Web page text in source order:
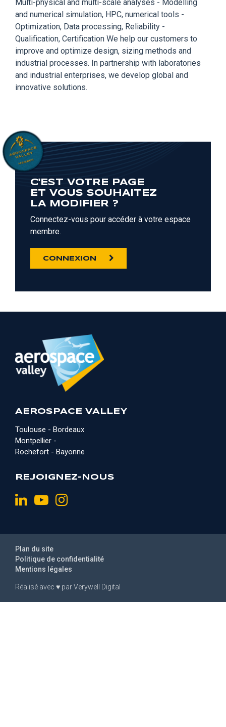
Multi-physical and multi-scale analyses - Modelling
and numerical simulation, HPC, numerical tools -
Optimization, Data processing, Reliability -
Qualification, Certification We help our customers to
improve and optimize design, sizing methods and
industrial processes. In partnership with laboratories
and industrial enterprises, we develop global and
innovative solutions.
C'EST VOTRE PAGE
ET VOUS SOUHAITEZ
LA MODIFIER ?
Connectez-vous pour accéder à votre espace
membre.
CONNEXION
AEROSPACE VALLEY
Toulouse - Bordeaux
Montpellier -
Rochefort - Bayonne
REJOIGNEZ-NOUS
Réalisé avec ♥ parVerywell Digital
Mentions légales
Politique de confidentialité
Plan du site